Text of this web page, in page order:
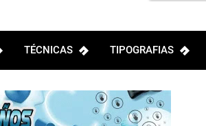
TÉCNICAS TIPOGRAFIAS